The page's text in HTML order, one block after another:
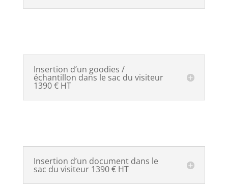
Insertion d’un goodies /
échantillon dans le sac du visiteur
1390 € HT
Insertion d’un document dans le
sac du visiteur 1390 € HT